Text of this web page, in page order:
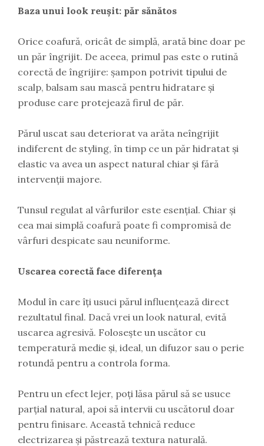
Baza unui look reușit: păr sănătos
Orice coafură, oricât de simplă, arată bine doar pe
un păr îngrijit. De aceea, primul pas este o rutină
corectă de îngrijire: șampon potrivit tipului de
scalp, balsam sau mască pentru hidratare și
produse care protejează firul de păr.
Părul uscat sau deteriorat va arăta neîngrijit
indiferent de styling, în timp ce un păr hidratat și
elastic va avea un aspect natural chiar și fără
intervenții majore.
Tunsul regulat al vârfurilor este esențial. Chiar și
cea mai simplă coafură poate fi compromisă de
vârfuri despicate sau neuniforme.
Uscarea corectă face diferența
Modul în care îți usuci părul influențează direct
rezultatul final. Dacă vrei un look natural, evită
uscarea agresivă. Folosește un uscător cu
temperatură medie și, ideal, un difuzor sau o perie
rotundă pentru a controla forma.
Pentru un efect lejer, poți lăsa părul să se usuce
parțial natural, apoi să intervii cu uscătorul doar
pentru finisare. Această tehnică reduce
electrizarea și păstrează textura naturală.